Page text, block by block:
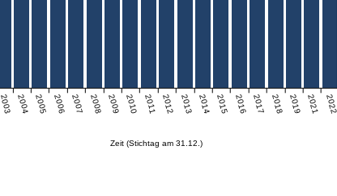
Zeit (Stichtag am 31.12.)
2003 2004 2005 2006 2007 2008 2009 2010 2011 2012 2013 2014 2015 2016 2017 2018 2019 2021 2022